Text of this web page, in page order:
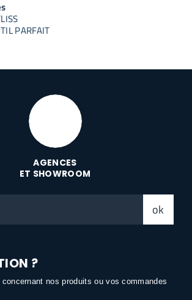
PARFAIT
AGENCES
ET SHOWROOM
ok
?
nos produits ou vos commandes